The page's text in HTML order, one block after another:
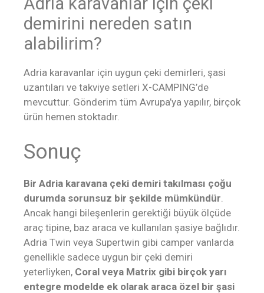
demirini nereden satın
alabilirim?
Adria karavanlar için uygun çeki demirleri, şasi
uzantıları ve takviye setleri X-CAMPING’de
mevcuttur. Gönderim tüm Avrupa’ya yapılır, birçok
ürün hemen stoktadır.
Sonuç
Bir Adria karavana çeki demiri takılması çoğu
durumda sorunsuz bir şekilde mümkündür
Ancak hangi bileşenlerin gerektiği büyük ölçüde
araç tipine, baz araca ve kullanılan şasiye bağlıdır.
Adria Twin veya Supertwin gibi camper vanlarda
genellikle sadece uygun bir çeki demiri
yeterliyken, Coral veya Matrix gibi birçok yarı
entegre modelde ek olarak araca özel bir şasi